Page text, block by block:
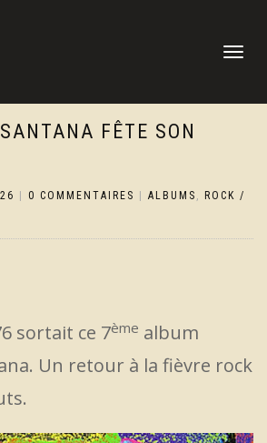
DÉPLIER
FÊTE SON
0 COMMENTAIRES ALBUMS ,
ROCK /
sortait ce 7ème album
Un retour à la fièvre rock